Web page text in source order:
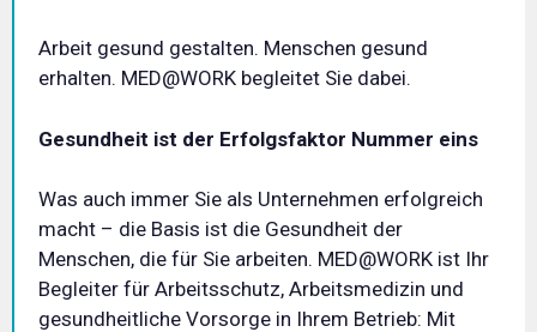
Arbeit gesund gestalten. Menschen gesund
erhalten. MED@WORK begleitet Sie dabei.
Gesundheit ist der Erfolgsfaktor Nummer eins
Was auch immer Sie als Unternehmen erfolgreich
macht – die Basis ist die Gesundheit der
Menschen, die für Sie arbeiten. MED@WORK ist Ihr
Begleiter für Arbeitsschutz, Arbeitsmedizin und
gesundheitliche Vorsorge in Ihrem Betrieb: Mit